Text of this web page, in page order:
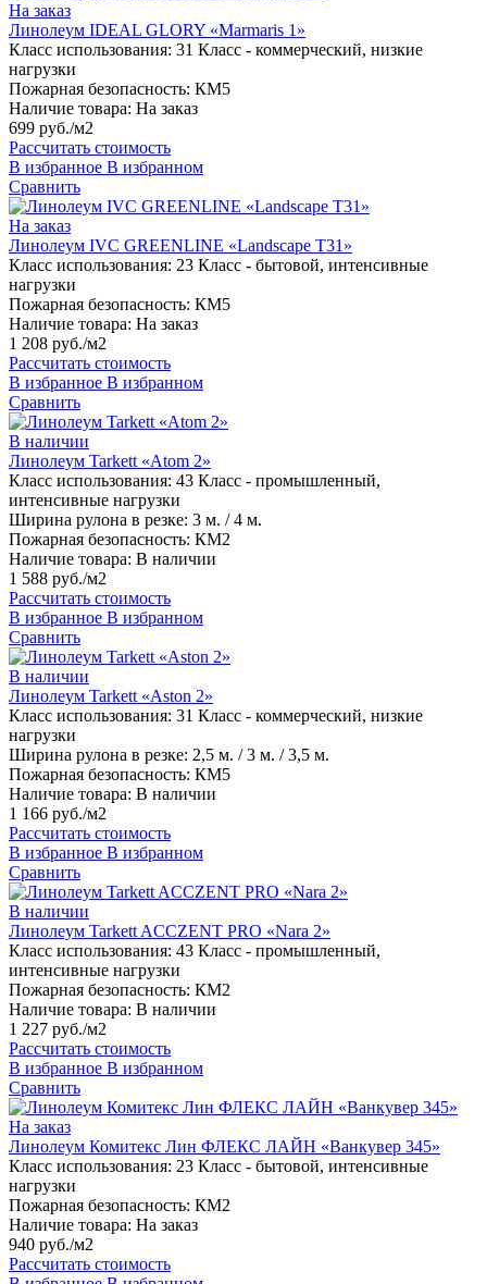
На заказ
Линолеум IDEAL GLORY «Marmaris 1»
Класс использования: 31 Класс - коммерческий, низкие
нагрузки
Пожарная безопасность: КМ5
Наличие товара: На заказ
699 руб./м2
Рассчитать стоимость
В избранное В избранном
Сравнить
На заказ
Линолеум IVC GREENLINE «Landscape T31»
Класс использования: 23 Класс - бытовой, интенсивные
нагрузки
Пожарная безопасность: КМ5
Наличие товара: На заказ
1 208 руб./м2
Рассчитать стоимость
В избранное В избранном
Сравнить
В наличии
Линолеум Tarkett «Atom 2»
Класс использования: 43 Класс - промышленный,
интенсивные нагрузки
Ширина рулона в резке: 3 м. / 4 м.
Пожарная безопасность: КМ2
Наличие товара: В наличии
1 588 руб./м2
Рассчитать стоимость
В избранное В избранном
Сравнить
В наличии
Линолеум Tarkett «Aston 2»
Класс использования: 31 Класс - коммерческий, низкие
нагрузки
Ширина рулона в резке: 2,5 м. / 3 м. / 3,5 м.
Пожарная безопасность: КМ5
Наличие товара: В наличии
1 166 руб./м2
Рассчитать стоимость
В избранное В избранном
Сравнить
В наличии
Линолеум Tarkett ACCZENT PRO «Nara 2»
Класс использования: 43 Класс - промышленный,
интенсивные нагрузки
Пожарная безопасность: КМ2
Наличие товара: В наличии
1 227 руб./м2
Рассчитать стоимость
В избранное В избранном
Сравнить
На заказ
Линолеум Комитекс Лин ФЛЕКС ЛАЙН «Ванкувер 345»
Класс использования: 23 Класс - бытовой, интенсивные
нагрузки
Пожарная безопасность: КМ2
Наличие товара: На заказ
940 руб./м2
Рассчитать стоимость